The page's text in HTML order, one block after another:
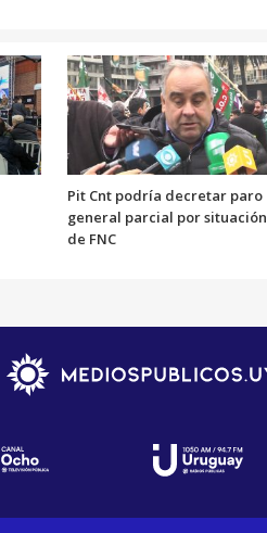
Pit Cnt podría decretar paro
general parcial por situación
de FNC